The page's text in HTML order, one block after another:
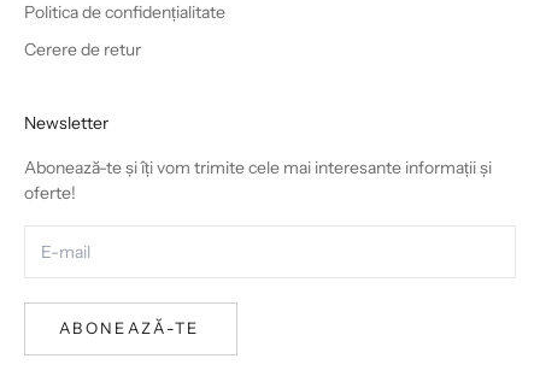
Politica de confidențialitate
Cerere de retur
Newsletter
Abonează-te și îți vom trimite cele mai interesante informații și
oferte!
ABONEAZĂ-TE